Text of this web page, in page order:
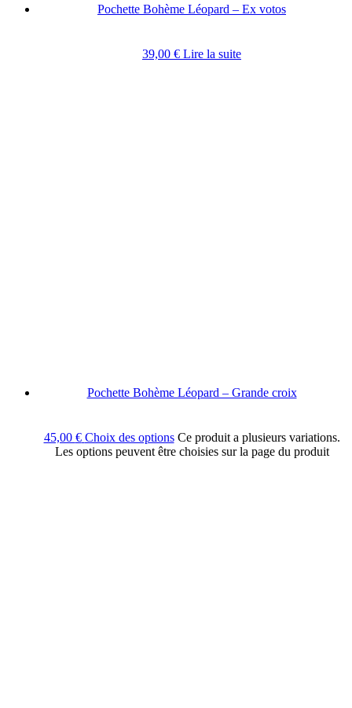
Pochette Bohème Léopard – Ex votos
39,00 € Lire la suite
Pochette Bohème Léopard – Grande croix
45,00 € Choix des options Ce produit a plusieurs variations.
Les options peuvent être choisies sur la page du produit